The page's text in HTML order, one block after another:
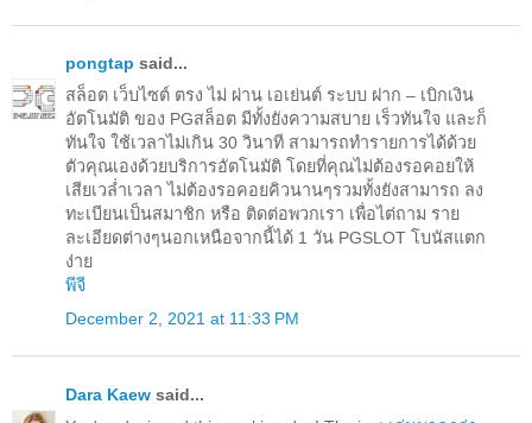
pongtap said...
สล็อต เว็บไซต์ ตรง ไม่ ผ่าน เอเย่นต์ ระบบ ฝาก – เบิกเงิน
อัตโนมัติ ของ PGสล็อต มีทั้งยังความสบาย เร็วทันใจ และก็
ทันใจ ใช้เวลาไม่เกิน 30 วินาที สามารถทำรายการได้ด้วย
ตัวคุณเองด้วยบริการอัตโนมัติ โดยที่คุณไม่ต้องรอคอยให้
เสียเวล่ำเวลา ไม่ต้องรอคอยคิวนานๆรวมทั้งยังสามารถ ลง
ทะเบียนเป็นสมาชิก หรือ ติดต่อพวกเรา เพื่อไต่ถาม ราย
ละเอียดต่างๆนอกเหนือจากนี้ได้ 1 วัน PGSLOT โบนัสแตก
ง่าย
พีจี
December 2, 2021 at 11:33 PM
Dara Kaew said...